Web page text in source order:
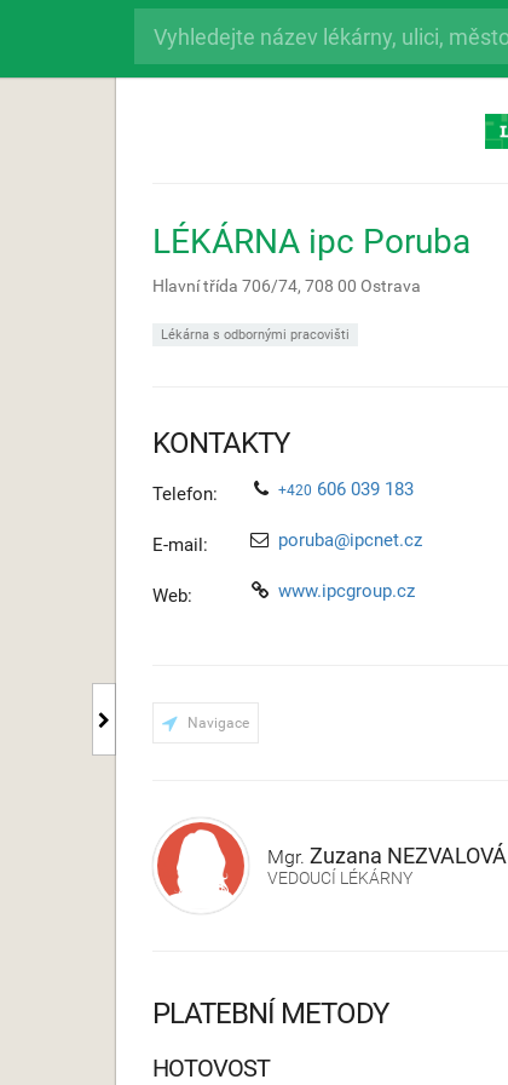
LÉKÁRNA ipc Poruba
Hlavní třída 706/74, 708 00 Ostrava
Lékárna s odbornými pracovišti
KONTAKTY
Telefon: +420 606 039 183
E-mail: poruba@ipcnet.cz
Web: www.ipcgroup.cz
Navigace
Mgr. Zuzana NEZVALOVÁ
VEDOUCÍ LÉKÁRNY
PLATEBNÍ METODY
HOTOVOST